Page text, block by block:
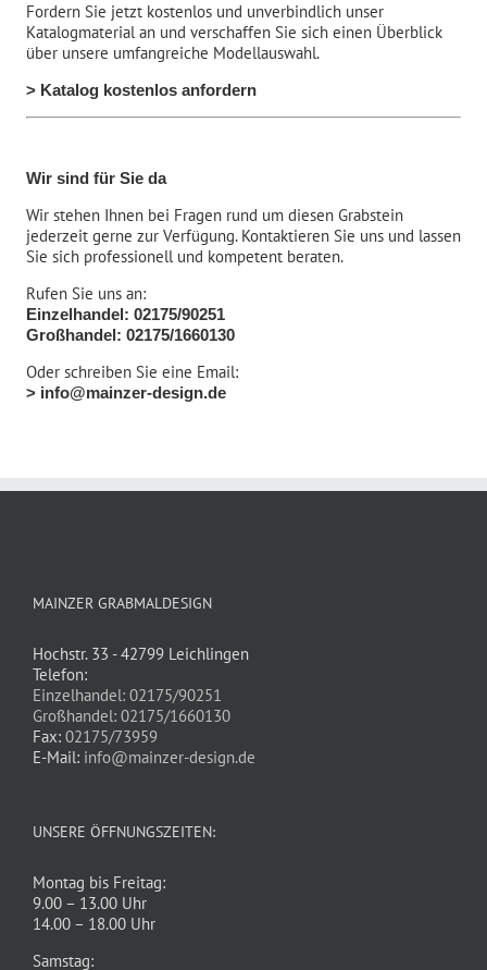
Fordern Sie jetzt kostenlos und unverbindlich unser
Katalogmaterial an und verschaffen Sie sich einen Überblick
über unsere umfangreiche Modellauswahl.
> Katalog kostenlos anfordern
Wir sind für Sie da
Wir stehen Ihnen bei Fragen rund um diesen Grabstein
jederzeit gerne zur Verfügung. Kontaktieren Sie uns und lassen
Sie sich professionell und kompetent beraten.
Rufen Sie uns an:
Einzelhandel: 02175/90251
Großhandel: 02175/1660130
Oder schreiben Sie eine Email:
> info@mainzer-design.de
MAINZER GRABMALDESIGN
Hochstr. 33 - 42799 Leichlingen
Telefon:
Einzelhandel: 02175/90251
Großhandel: 02175/1660130
Fax: 02175/73959
E-Mail: info@mainzer-design.de
UNSERE ÖFFNUNGSZEITEN:
Montag bis Freitag:
9.00 – 13.00 Uhr
14.00 – 18.00 Uhr
Samstag: